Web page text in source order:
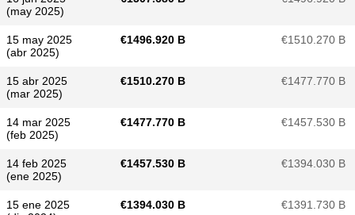
(may 2025)
15 may 2025
(abr 2025)
€​1496.920 B €​1510.270 B
15 abr 2025
(mar 2025)
€​1510.270 B €​1477.770 B
14 mar 2025
(feb 2025)
€​1477.770 B €​1457.530 B
14 feb 2025
(ene 2025)
€​1457.530 B €​1394.030 B
15 ene 2025
€​1394.030 B €​1391.730 B